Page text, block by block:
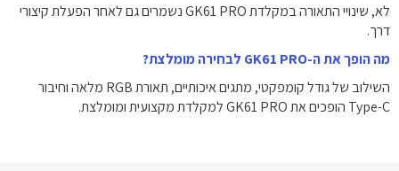
לא, שינויי התאורה במקלדת GK61 PRO נשמרים גם לאחר הפעלת קיצורי
דרך.
מה הופך את ה-GK61 PRO לבחירה מומלצת?
השילוב של גודל קומפקטי, מתגים איכותיים, תאורת RGB מלאה וחיבור
Type-C הופכים את GK61 PRO למקלדת מקצועית ומומלצת.